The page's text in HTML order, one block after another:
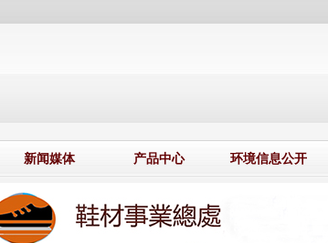
新闻媒体 产品中心 环境信息公开